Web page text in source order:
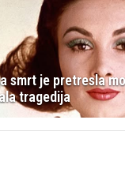
smrt je pretresla
tragedija